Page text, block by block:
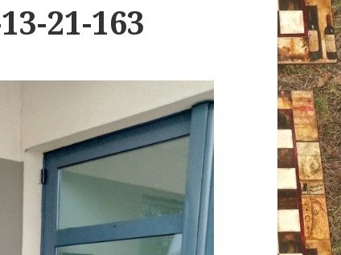
21-163